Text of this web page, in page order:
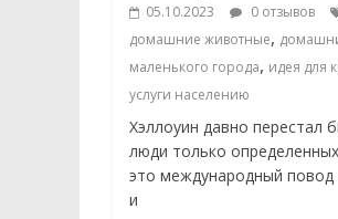
05.10.2023 0 отзывов
домашние животные,
маленького города, идея для
услуги населению
Хэллоуин давно перестал
люди только
это международный повод
и